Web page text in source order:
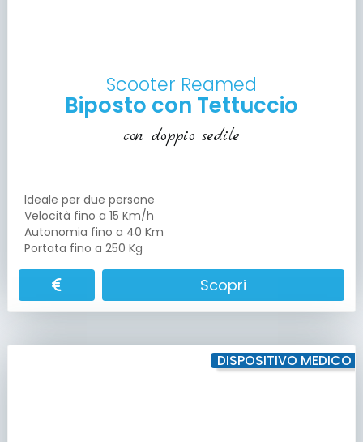
Scooter Reamed
Biposto con Tettuccio
con doppio sedile
Ideale per due persone
Velocità fino a 15 Km/h
Autonomia fino a 40 Km
Portata fino a 250 Kg
Scopri
DISPOSITIVO MEDICO